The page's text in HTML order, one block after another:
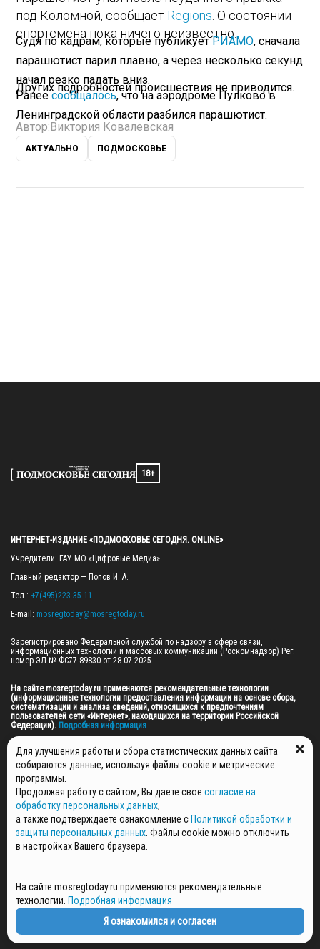
под Коломной, сообщает Regions . О состоянии
спортсмена пока ничего неизвестно.
Судя по кадрам, которые публикуетРИАМО, сначала
парашютист парил плавно, а через несколько секунд
начал резко падать вниз.
Других подробностей происшествия не приводится.
Ранеесообщалось, что на аэродроме Пулково в
Ленинградской области разбился парашютист.
Автор:Виктория Ковалевская
АКТУАЛЬНО ПОДМОСКОВЬЕ
18+
ИНТЕРНЕТ-ИЗДАНИЕ «ПОДМОСКОВЬЕ СЕГОДНЯ. ONLINE»
Учредители: ГАУ МО «Цифровые Медиа»
Главный редактор — Попов И. А.
Тел.: +7(495)223-35-11
E-mail: mosregtoday@mosregtoday.ru
Зарегистрировано Федеральной службой по надзору в сфере связи,
информационных технологий и массовых коммуникаций (Роскомнадзор) Рег.
номер ЭЛ № ФС77-89830 от 28.07.2025
На сайте mosregtoday.ru применяются рекомендательные технологии
(информационные технологии предоставления информации на основе сбора,
систематизации и анализа сведений, относящихся к предпочтениям
пользователей сети «Интернет», находящихся на территории Российской
Федерации). Подробная информация
© 2026 ПРАВА НА ВСЕ МАТЕРИАЛЫ САЙТА ПРИНАДЛЕЖАТ ГАУ МО "ЦИФРОВЫЕ
МЕДИА" (ОГРН: 1255000059467).
ПОЛИТИКА ОБРАБОТКИ И ЗАЩИТЫ ПЕРСОНАЛЬНЫХ ДАННЫХ
НОВОСТИ
ГАЗЕТЫ
РЕКЛАМОДАТЕЛЯМ
СПЕЦПРОЕКТЫ
СТАТЬИ
ПОЛИТИКА КОНФИДЕНЦИАЛЬНОСТИ
Для улучшения работы и сбора статистических данных сайта
собираются данные, используя файлы cookie и метрические
программы.
Продолжая работу с сайтом, Вы даете свое согласие на
обработку персональных данных,
а также подтверждаете ознакомление с Политикой обработки и
защиты персональных данных . Файлы cookie можно отключить
в настройках Вашего браузера.
На сайте mosregtoday.ru применяются рекомендательные
технологии. Подробная информация
Я ознакомился и согласен